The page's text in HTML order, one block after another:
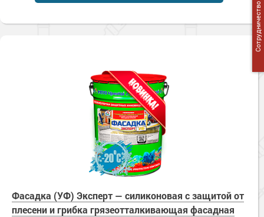
Фасадка (УФ) Эксперт — силиконовая с защитой от
плесени и грибка грязеотталкивающая фасадная
Сотрудничество